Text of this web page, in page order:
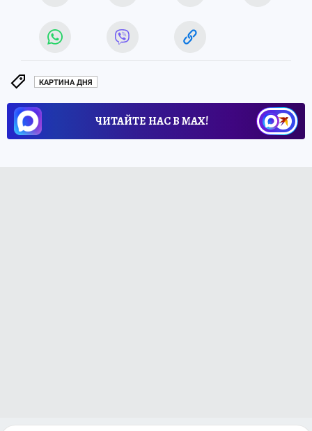
КАРТИНА ДНЯ
ЧИТАЙТЕ НАС В МАХ!